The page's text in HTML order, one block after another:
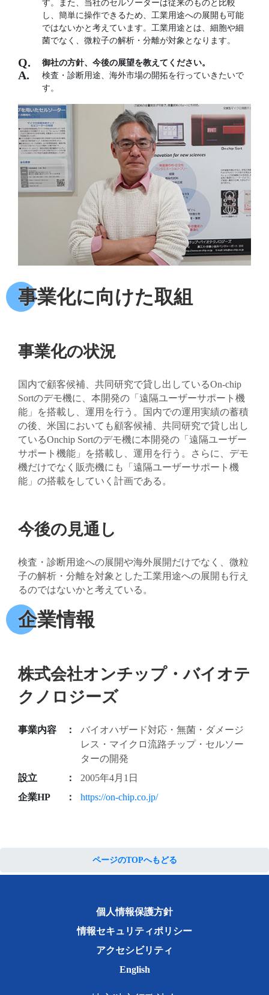
す。また、当社のセルソーターは従来のものと比較
し、簡単に操作できるため、工業用途への展開も可能
ではないかと考えています。工業用途とは、細胞や細
菌でなく、微粒子の解析・分離が対象となります。
御社の方針、今後の展望を教えてください。
検査・診断用途、海外市場の開拓を行っていきたいで
す。
事業化に向けた取組
事業化の状況
国内で顧客候補、共同研究で貸し出しているOn-chip
Sortのデモ機に、本開発の「遠隔ユーザーサポート機
能」を搭載し、運用を行う。国内での運用実績の蓄積
の後、米国においても顧客候補、共同研究で貸し出し
ているOnchip Sortのデモ機に本開発の「遠隔ユーザー
サポート機能」を搭載し、運用を行う。さらに、デモ
機だけでなく販売機にも「遠隔ユーザーサポート機
能」の搭載をしていく計画である。
今後の見通し
検査・診断用途への展開や海外展開だけでなく、微粒
子の解析・分離を対象とした工業用途への展開も行え
るのではないかと考えている。
企業情報
株式会社オンチップ・バイオテ
クノロジーズ
事業内容
バイオハザード対応・無菌・ダメージ
レス・マイクロ流路チップ・セルソー
ターの開発
設立
2005年4月1日
企業HP
https://on-chip.co.jp/
ページのTOPへもどる
個人情報保護方針
情報セキュリティポリシー
アクセシビリティ
English